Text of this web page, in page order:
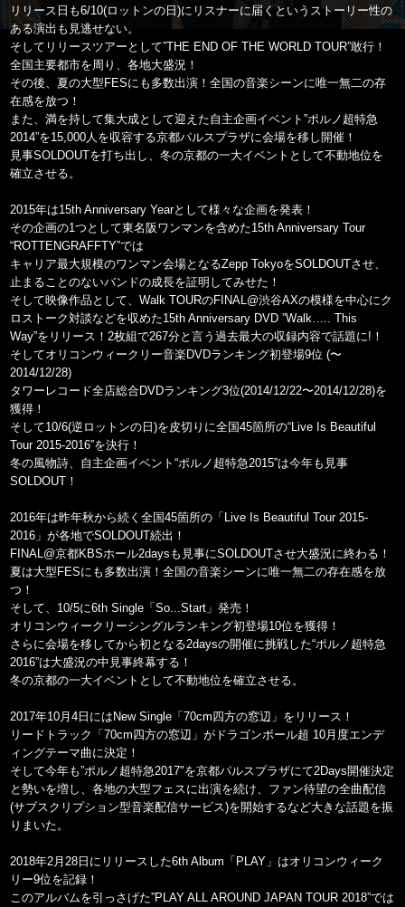
リリース日も6/10(ロットンの日)にリスナーに届くというストーリー性の
ある演出も見逃せない。
そしてリリースツアーとして”THE END OF THE WORLD TOUR”敢行！
全国主要都市を周り、各地大盛況！
その後、夏の大型FESにも多数出演！全国の音楽シーンに唯一無二の存
在感を放つ！
また、満を持して集大成として迎えた自主企画イベント”ポルノ超特急
2014”を15,000人を収容する京都パルスプラザに会場を移し開催！
見事SOLDOUTを打ち出し、冬の京都の一大イベントとして不動地位を
確立させる。
2015年は15th Anniversary Yearとして様々な企画を発表！
その企画の1つとして東名阪ワンマンを含めた15th Anniversary Tour
“ROTTENGRAFFTY”では
キャリア最大規模のワンマン会場となるZepp TokyoをSOLDOUTさせ、
止まることのないバンドの成長を証明してみせた！
そして映像作品として、Walk TOURのFINAL@渋谷AXの模様を中心にク
ロストーク対談などを収めた15th Anniversary DVD ”Walk….. This
Way”をリリース！2枚組で267分と言う過去最大の収録内容で話題に!！
そしてオリコンウィークリー音楽DVDランキング初登場9位 (〜
2014/12/28)
タワーレコード全店総合DVDランキング3位(2014/12/22〜2014/12/28)を
獲得！
そして10/6(逆ロットンの日)を皮切りに全国45箇所の“Live Is Beautiful
Tour 2015-2016”を決行！
冬の風物詩、自主企画イベント“ポルノ超特急2015”は今年も見事
SOLDOUT！
2016年は昨年秋から続く全国45箇所の「Live Is Beautiful Tour 2015-
2016」が各地でSOLDOUT続出！
FINAL@京都KBSホール2daysも見事にSOLDOUTさせ大盛況に終わる！
夏は大型FESにも多数出演！全国の音楽シーンに唯一無二の存在感を放
つ！
そして、10/5に6th Single「So...Start」発売！
オリコンウィークリーシングルランキング初登場10位を獲得！
さらに会場を移してから初となる2daysの開催に挑戦した“ポルノ超特急
2016”は大盛況の中見事終幕する！
冬の京都の一大イベントとして不動地位を確立させる。
2017年10月4日にはNew Single「70cm四方の窓辺」をリリース！
リードトラック「70cm四方の窓辺」がドラゴンボール超 10月度エンデ
ィングテーマ曲に決定！
そして今年も”ポルノ超特急2017"を京都パルスプラザにて2Days開催決定
と勢いを増し、各地の大型フェスに出演を続け、ファン待望の全曲配信
(サブスクリプション型音楽配信サービス)を開始するなど大きな話題を振
りまいた。
2018年2月28日にリリースした6th Album「PLAY」はオリコンウィーク
リー9位を記録！
このアルバムを引っさげた”PLAY ALL AROUND JAPAN TOUR 2018”では